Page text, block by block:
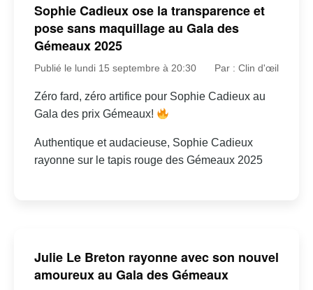
Sophie Cadieux ose la transparence et
pose sans maquillage au Gala des
Gémeaux 2025
Publié le lundi 15 septembre à 20:30 Par : Clin d'œil
Zéro fard, zéro artifice pour Sophie Cadieux au
Gala des prix Gémeaux!
Authentique et audacieuse, Sophie Cadieux
rayonne sur le tapis rouge des Gémeaux 2025
Julie Le Breton rayonne avec son nouvel
amoureux au Gala des Gémeaux